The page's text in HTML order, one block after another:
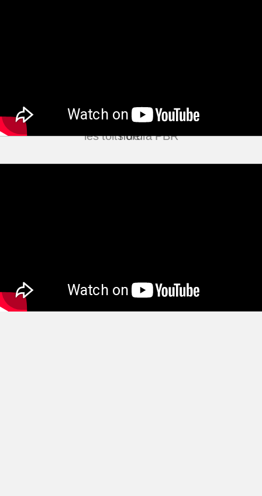
Les travaux d'encerclement
commencent le 4 octobre 2016...